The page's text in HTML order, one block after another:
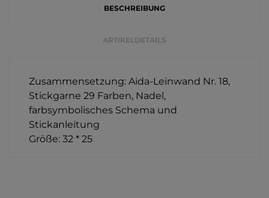
BESCHREIBUNG
ARTIKELDETAILS
Zusammensetzung: Aida-Leinwand Nr. 18,
Stickgarne 29 Farben, Nadel,
farbsymbolisches Schema und
Stickanleitung
Größe: 32 * 25